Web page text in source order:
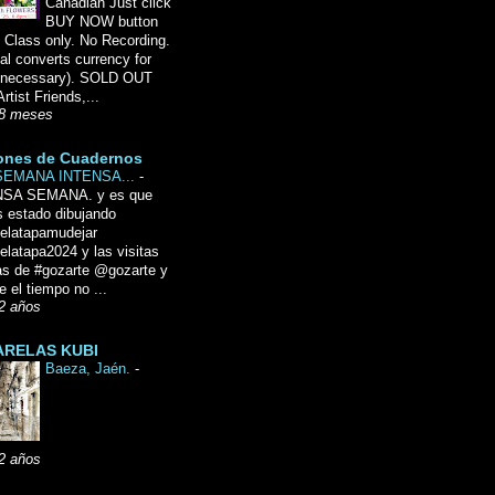
BUY NOW button
Class only. No Recording.
converts currency for
SOLD OUT
Friends,...
meses
de Cuadernos
INTENSA... -
SEMANA. y es que
estado dibujando
y las visitas
de #gozarte @gozarte y
el tiempo no ...
años
KUBI
Baeza, Jaén. -
años